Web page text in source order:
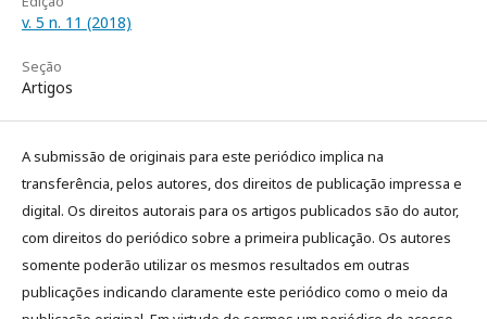
v. 5 n. 11 (2018)
Seção
Artigos
A submissão de originais para este periódico implica na
transferência, pelos autores, dos direitos de publicação impressa e
digital. Os direitos autorais para os artigos publicados são do autor,
com direitos do periódico sobre a primeira publicação. Os autores
somente poderão utilizar os mesmos resultados em outras
publicações indicando claramente este periódico como o meio da